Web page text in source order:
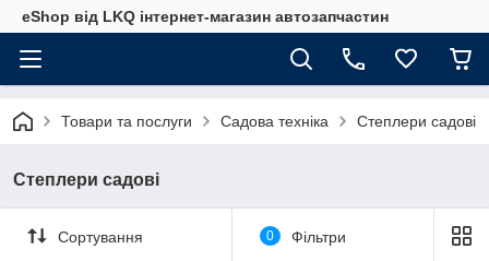
eShop від LKQ інтернет-магазин автозапчастин
Товари та послуги Садова техніка Степлери садові
Степлери садові
Сортування 0 Фільтри